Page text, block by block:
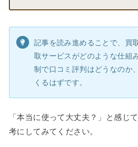
記事を読み進めることで、買
取サービスがどのような仕組
制で口コミ評判はどうなのか
くるはずです。
「本当に使って大丈夫？」と感じ
考にしてみてください。